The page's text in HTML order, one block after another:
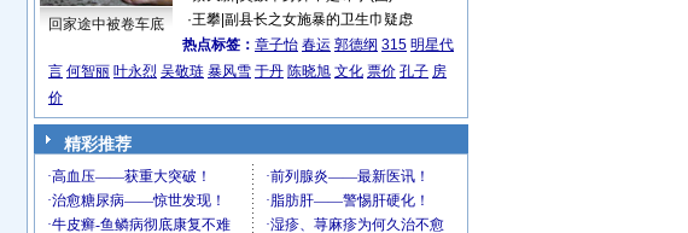
回家途中被卷车底
·王攀| 副县长之女施暴的卫生巾疑虑
热点标签： 章子怡 春运 郭德纲 315 明星代
言 何智丽 叶永烈 吴敬琏 暴风雪 于丹 陈晓旭 文化 票价 孔子 房
价
精彩推荐